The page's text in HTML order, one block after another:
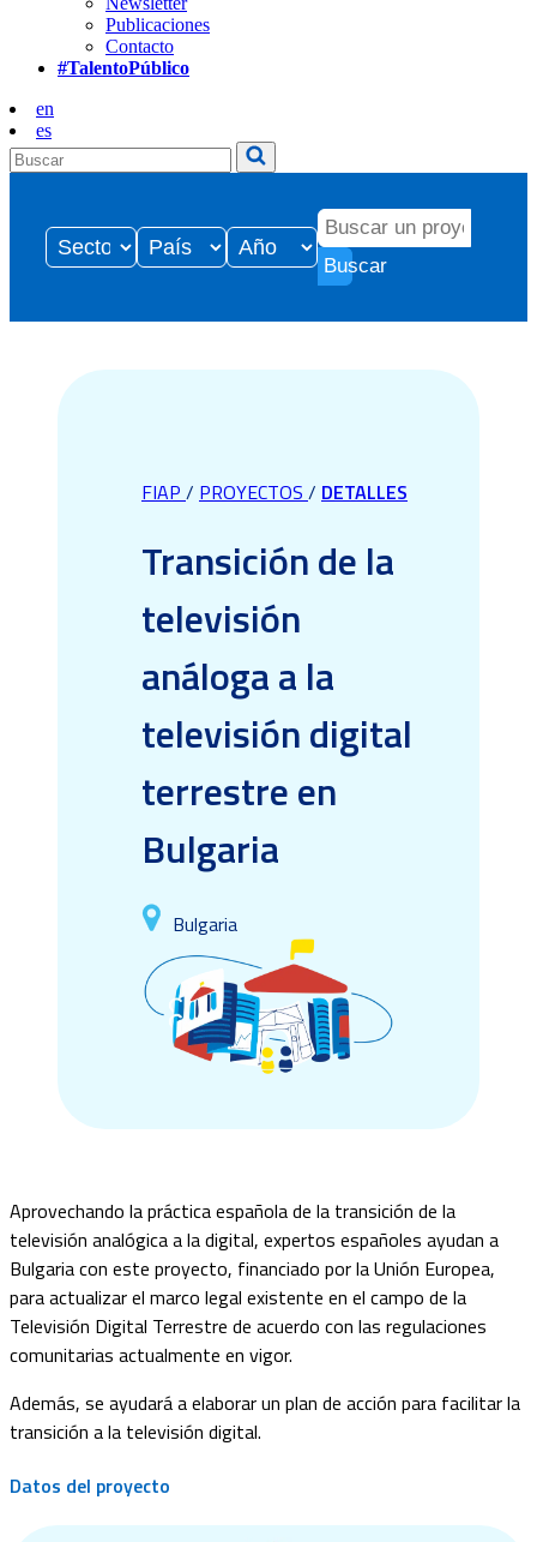
Publicaciones
Contacto
#TalentoPúblico
en
es
Buscar
FIAP / PROYECTOS / DETALLES
Transición de la
televisión
análoga a la
televisión digital
terrestre en
Bulgaria
Bulgaria
Aprovechando la práctica española de la transición de la
televisión analógica a la digital, expertos españoles ayudan a
Bulgaria con este proyecto, financiado por la Unión Europea,
para actualizar el marco legal existente en el campo de la
Televisión Digital Terrestre de acuerdo con las regulaciones
comunitarias actualmente en vigor.
Además, se ayudará a elaborar un plan de acción para facilitar la
transición a la televisión digital.
Datos del proyecto